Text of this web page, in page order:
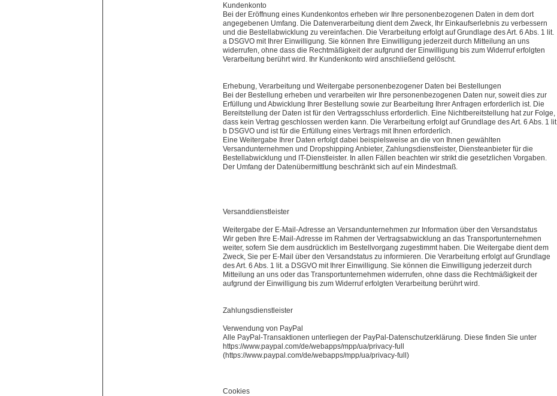
Kundenkonto
Bei der Eröffnung eines Kundenkontos erheben wir Ihre personenbezogenen Daten in dem dort
angegebenen Umfang. Die Datenverarbeitung dient dem Zweck, Ihr Einkaufserlebnis zu verbessern
und die Bestellabwicklung zu vereinfachen. Die Verarbeitung erfolgt auf Grundlage des Art. 6 Abs. 1 lit.
a DSGVO mit Ihrer Einwilligung. Sie können Ihre Einwilligung jederzeit durch Mitteilung an uns
widerrufen, ohne dass die Rechtmäßigkeit der aufgrund der Einwilligung bis zum Widerruf erfolgten
Verarbeitung berührt wird. Ihr Kundenkonto wird anschließend gelöscht.
Erhebung, Verarbeitung und Weitergabe personenbezogener Daten bei Bestellungen
Bei der Bestellung erheben und verarbeiten wir Ihre personenbezogenen Daten nur, soweit dies zur
Erfüllung und Abwicklung Ihrer Bestellung sowie zur Bearbeitung Ihrer Anfragen erforderlich ist. Die
Bereitstellung der Daten ist für den Vertragsschluss erforderlich. Eine Nichtbereitstellung hat zur Folge,
dass kein Vertrag geschlossen werden kann. Die Verarbeitung erfolgt auf Grundlage des Art. 6 Abs. 1 lit.
b DSGVO und ist für die Erfüllung eines Vertrags mit Ihnen erforderlich.
Eine Weitergabe Ihrer Daten erfolgt dabei beispielsweise an die von Ihnen gewählten
Versandunternehmen und Dropshipping Anbieter, Zahlungsdienstleister, Diensteanbieter für die
Bestellabwicklung und IT-Dienstleister. In allen Fällen beachten wir strikt die gesetzlichen Vorgaben.
Der Umfang der Datenübermittlung beschränkt sich auf ein Mindestmaß.
Versanddienstleister
Weitergabe der E-Mail-Adresse an Versandunternehmen zur Information über den Versandstatus
Wir geben Ihre E-Mail-Adresse im Rahmen der Vertragsabwicklung an das Transportunternehmen
weiter, sofern Sie dem ausdrücklich im Bestellvorgang zugestimmt haben. Die Weitergabe dient dem
Zweck, Sie per E-Mail über den Versandstatus zu informieren. Die Verarbeitung erfolgt auf Grundlage
des Art. 6 Abs. 1 lit. a DSGVO mit Ihrer Einwilligung. Sie können die Einwilligung jederzeit durch
Mitteilung an uns oder das Transportunternehmen widerrufen, ohne dass die Rechtmäßigkeit der
aufgrund der Einwilligung bis zum Widerruf erfolgten Verarbeitung berührt wird.
Zahlungsdienstleister
Verwendung von PayPal
Alle PayPal-Transaktionen unterliegen der PayPal-Datenschutzerklärung. Diese finden Sie unter
https://www.paypal.com/de/webapps/mpp/ua/privacy-full
(https://www.paypal.com/de/webapps/mpp/ua/privacy-full)
Cookies